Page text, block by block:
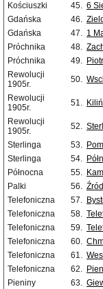
Kościuszki
45. 6
Gdańska
46.
Gdańska
47. 1
Próchnika
48.
Próchnika
49.
Rewolucji
1905r.
50.
Rewolucji
1905r.
51.
Rewolucji
1905r.
52.
Sterlinga 53.
Sterlinga
54.
Północna
55.
Palki
56.
Telefoniczna
57.
Telefoniczna
58.
Telefoniczna
59.
Telefoniczna
60.
Telefoniczna
61.
Telefoniczna
62.
Pieniny
63.